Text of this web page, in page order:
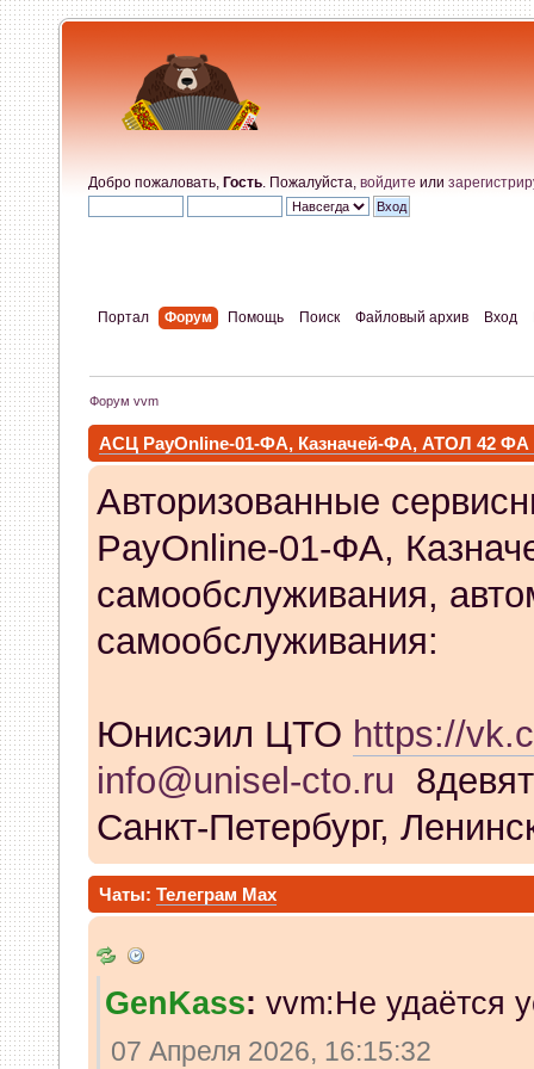
Добро пожаловать, Гость . Пожалуйста, войдите или
Портал Форум Помощь Поиск Файловый архив Вход
Форум vvm
АСЦ PayOnline-01-ФА, Казначей-ФА, АТОЛ 42 ФА
Авторизованные
PayOnline-01-ФА,
самообслуживания,
самообслуживания:
Юнисэил ЦТО https://
info@unisel-cto.ru
Санкт-Петербург,
Чаты:Телеграм Max
GenKass: vvm:Не удаётся
07 Апреля 2026, 16:15:32